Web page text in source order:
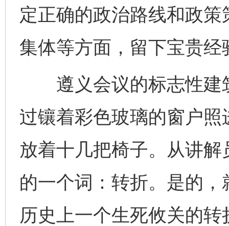
定正确的政治路线和政
集体等方面，留下宝贵经
遵义会议的标志性建
过镶着彩色玻璃的窗户
放着十几把椅子。从讲
的一个词：转折。是的
历史上一个生死攸关的